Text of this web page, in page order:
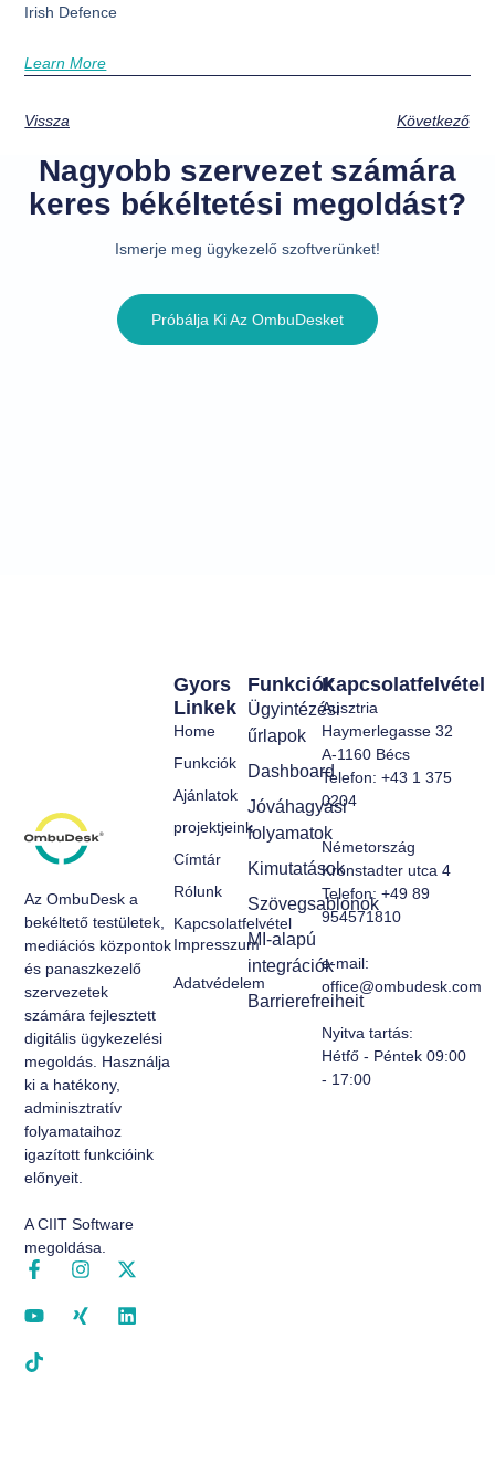
Irish Defence
Learn More
Vissza Következő
Nagyobb szervezet számára
keres békéltetési megoldást?
Ismerje meg ügykezelő szoftverünket!
Próbálja Ki Az OmbuDesket
Az OmbuDesk a
bekéltető testületek,
mediációs központok
és panaszkezelő
szervezetek
számára fejlesztett
digitális ügykezelési
megoldás. Használja
ki a hatékony,
adminisztratív
folyamataihoz
igazított funkcióink
előnyeit.
A CIIT Software
megoldása.
Funkciók
Ügyintézési
űrlapok
Dashboard
Jóváhagyási
folyamatok
Kimutatások
Szövegsablonok
MI-alapú
integrációk
Barrierefreiheit
Gyors
Linkek
Home
Funkciók
Ajánlatok
projektjeink
Címtár
Rólunk
Kapcsolatfelvétel
Impresszum
Adatvédelem
Kapcsolatfelvétel
Ausztria
Haymerlegasse 32
A-1160 Bécs
Telefon: +43 1 375
0204
Németország
Kronstadter utca 4
Telefon: +49 89
954571810
e-mail:
office@ombudesk.com
Nyitva tartás:
Hétfő - Péntek 09:00
- 17:00